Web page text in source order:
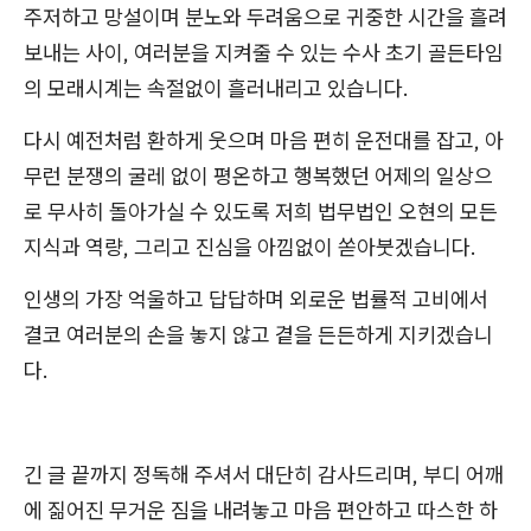
주저하고 망설이며 분노와 두려움으로 귀중한 시간을 흘려
보내는 사이, 여러분을 지켜줄 수 있는 수사 초기 골든타임
의 모래시계는 속절없이 흘러내리고 있습니다.
다시 예전처럼 환하게 웃으며 마음 편히 운전대를 잡고, 아
무런 분쟁의 굴레 없이 평온하고 행복했던 어제의 일상으
로 무사히 돌아가실 수 있도록 저희 법무법인 오현의 모든
지식과 역량, 그리고 진심을 아낌없이 쏟아붓겠습니다.
인생의 가장 억울하고 답답하며 외로운 법률적 고비에서
결코 여러분의 손을 놓지 않고 곁을 든든하게 지키겠습니
다.
긴 글 끝까지 정독해 주셔서 대단히 감사드리며, 부디 어깨
에 짊어진 무거운 짐을 내려놓고 마음 편안하고 따스한 하